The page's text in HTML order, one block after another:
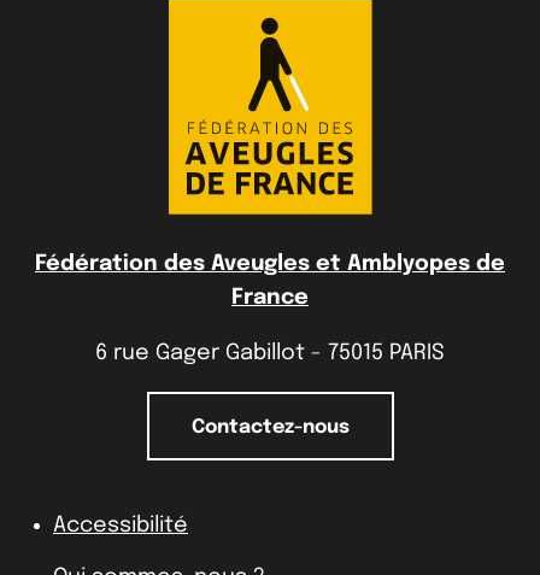
Fédération des Aveugles et Amblyopes de
France
6 rue Gager Gabillot - 75015 PARIS
Contactez-nous
Accessibilité